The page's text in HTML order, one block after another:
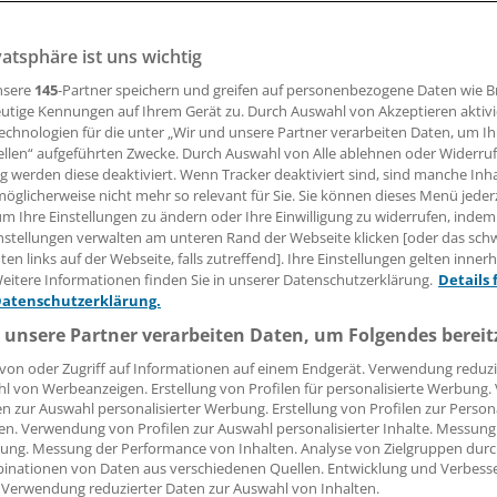
nach der Geburt ist besonders in ärmeren Ländern wie
für Neugeborene. Viel zu wenige Babys profitieren
Unicef. Die steigende Zahl der Kaiserschnitte ist eines
12:22 Uhr
ist uns wichtig
145-Partner speichern und greifen auf personenbezogene Daten wie
Kennungen auf Ihrem Gerät zu. Durch Auswahl von Akzeptieren
für die unter „Wir und unsere Partner verarbeiten Daten, um
aufgeführten Zwecke. Durch Auswahl von Alle ablehnen oder
werden diese deaktiviert. Wenn Tracker deaktiviert sind, sind manche
nicht mehr so relevant für Sie. Sie können dieses Menü
Ihre Einstellungen zu ändern oder Ihre Einwilligung zu widerrufen, indem
verwalten am unteren Rand der Webseite klicken [oder das
links auf der Webseite, falls zutreffend]. Ihre Einstellungen gelten
Informationen finden Sie in unserer Datenschutzerklärung. Details
Partner verarbeiten Daten, um Folgendes
oder Zugriff auf Informationen auf einem Endgerät. Verwendung
von Werbeanzeigen. Erstellung von Profilen für personalisierte
zur Auswahl personalisierter Werbung. Erstellung von Profilen zur
Verwendung von Profilen zur Auswahl personalisierter Inhalte.
Messung der Performance von Inhalten. Analyse von Zielgruppen
von Daten aus verschiedenen Quellen. Entwicklung und
reduzierter Daten zur Auswahl von Inhalten.